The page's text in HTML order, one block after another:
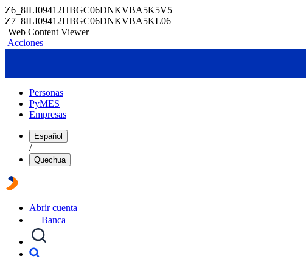
Z6_8ILI09412HBGC06DNKVBA5K5V5
Z7_8ILI09412HBGC06DNKVBA5KL06
Web Content Viewer
Acciones
Personas
PyMES
Empresas
Español
/
Quechua
Abrir cuenta
Banca